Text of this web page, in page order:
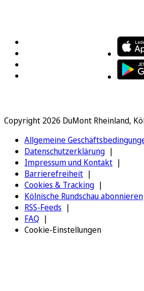
Copyright 2026 DuMont Rheinland,
Allgemeine
Datenschutzerklärung
Impressum und Kontakt
Barrierefreiheit
Cookies & Tracking
Kölnische Rundschau abonnieren
RSS-Feeds
FAQ
Cookie-Einstellungen